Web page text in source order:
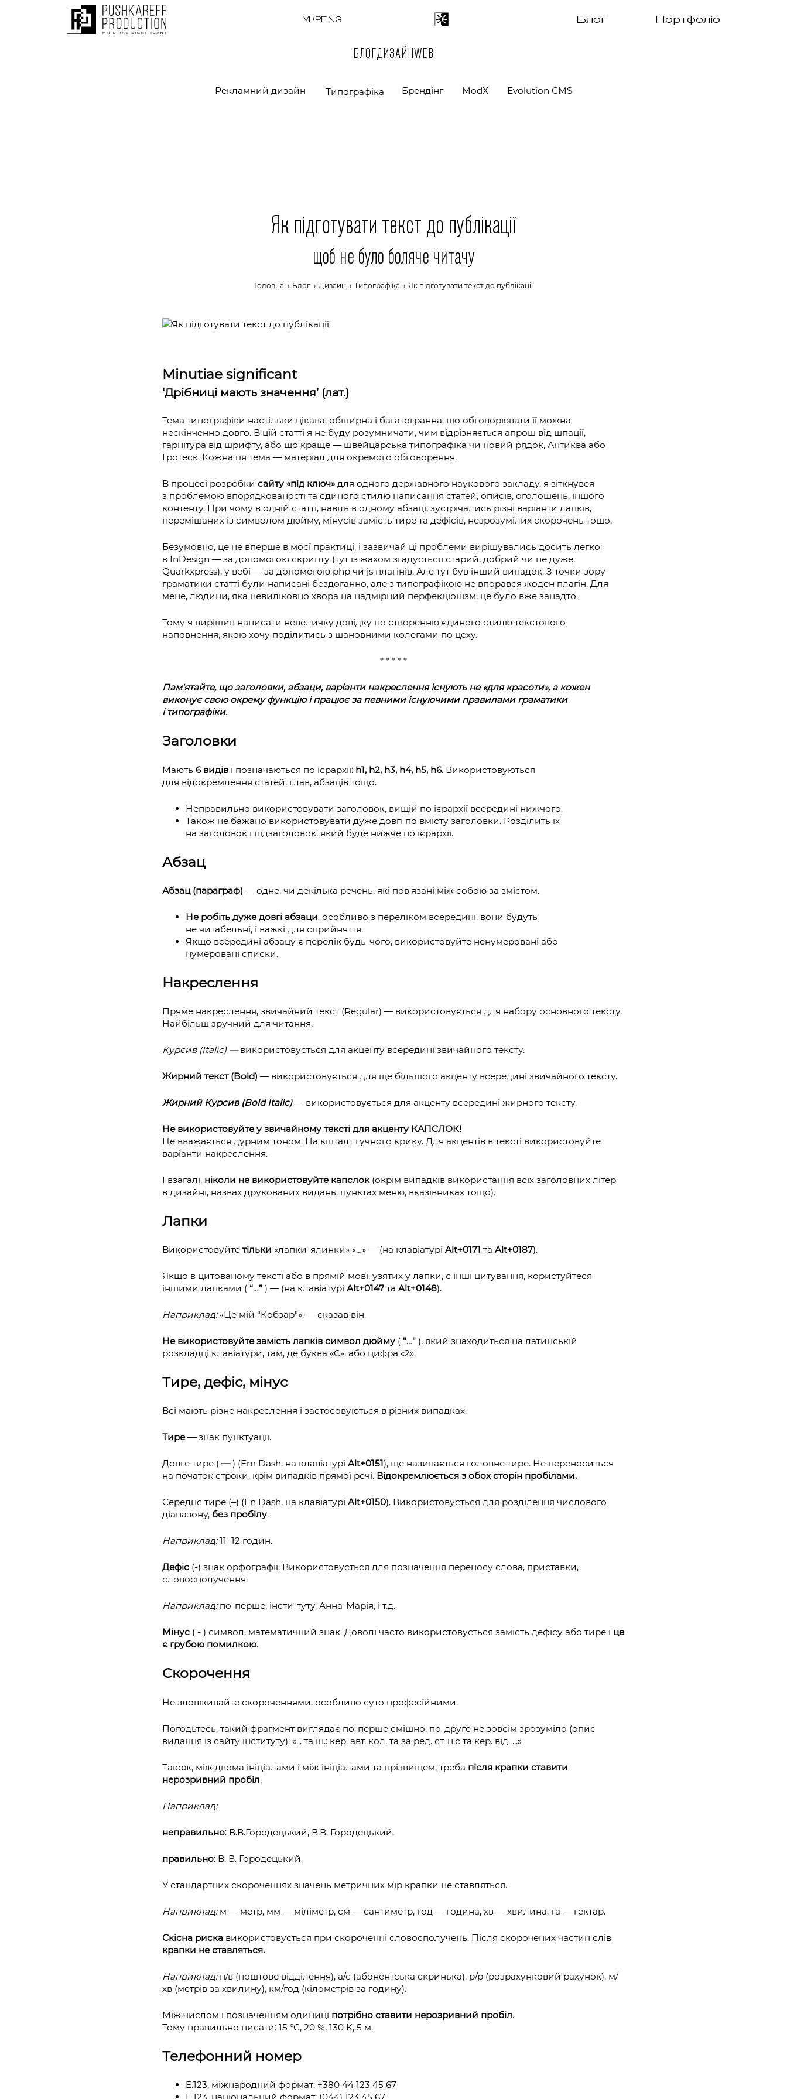
УКРENG Блог Портфоліо
БЛОГДИЗАЙНWEB
Рекламний дизайн Типографіка Брендінг ModX Evolution CMS
Як підготувати текст до публікації
щоб не було боляче читачу
Головна › Блог › Дизайн › Типографіка › Як підготувати текст до публікації
Minutiae significant
‘Дрібниці мають значення’ (лат.)
Тема типографіки настільки цікава, обширна і багатогранна, що обговорювати її можна
нескінченно довго. В цій статті я не буду розумничати, чим відрізняється апрош від шпації,
гарнітура від шрифту, або що краще — швейцарська типографіка чи новий рядок, Антиква або
Гротеск. Кожна ця тема — матеріал для окремого обговорення.
В процесі розробкисайту «під ключ» для одного державного наукового закладу, я зіткнувся
з проблемою впорядкованості та єдиного стилю написання статей, описів, оголошень, іншого
контенту. При чому в одній статті, навіть в одному абзаці, зустрічались різні варіанти лапків,
перемішаних із символом дюйму, мінусів замість тире та дефісів, незрозумілих скорочень тощо.
Безумовно, це не вперше в моєї практиці, і зазвичай ці проблеми вирішувались досить легко:
в InDesign — за допомогою скрипту (тут із жахом згадується старий, добрий чи не дуже,
Quarkxpress), у вебі — за допомогою php чи js плагінів. Але тут був інший випадок. З точки зору
граматики статті були написані бездоганно, але з типографікою не впорався жоден плагін. Для
мене, людини, яка невиліковно хвора на надмірний перфекціонізм, це було вже занадто.
Тому я вирішив написати невеличку довідку по створенню єдиного стилю текстового
наповнення, якою хочу поділитись з шановними колегами по цеху.
* * * * *
Пам'ятайте, що заголовки, абзаци, варіанти накреслення існують не «для красоти», а кожен
виконує свою окрему функцію і працює за певними існуючими правилами граматики
і типографіки.
Заголовки
Мають6 видів і позначаються по ієрархії: h1, h2, h3, h4, h5, h6. Використовуються
для відокремлення статей, глав, абзаців тощо.
Неправильно використовувати заголовок, вищій по ієрархії всередині нижчого.
Також не бажано використовувати дуже довгі по вмісту заголовки. Розділить їх
на заголовок і підзаголовок, який буде нижче по ієрархії.
Абзац
Абзац (параграф) — одне, чи декілька речень, які пов'язані між собою за змістом.
Не робіть дуже довгі абзаци, особливо з переліком всередині, вони будуть
не читабельні, і важкі для сприйняття.
Якщо всередині абзацу є перелік будь‐чого, використовуйте ненумеровані або
нумеровані списки.
Накреслення
Пряме накреслення, звичайний текст (Regular) — використовується для набору основного тексту.
Найбільш зручний для читання.
Курсив (Italic) —використовується для акценту всередині звичайного тексту.
Жирний текст (Bold) — використовується для ще більшого акценту всередині звичайного тексту.
Жирний Курсив (Bold Italic)— використовується для акценту всередині жирного тексту.
Не використовуйте у звичайному тексті для акценту КАПСЛОК!
Це вважається дурним тоном. На кшталт гучного крику. Для акцентів в тексті використовуйте
варіанти накреслення.
І взагалі, ніколи не використовуйте капслок (окрім випадків використання всіх заголовних літер
в дизайні, назвах друкованих видань, пунктах меню, вказівниках тощо).
Лапки
Використовуйтетільки «лапки-ялинки» «…» — (на клавіатуріAlt+0171 таAlt+0187).
Якщо в цитованому тексті або в прямій мові, узятих у лапки, є інші цитування, користуйтеся
іншими лапками (“…” ) — (на клавіатуріAlt+0147 таAlt+0148).
Наприклад:«Це мій “Кобзар”», — сказав він.
Не використовуйте замість лапків символ дюйму ( "…" ), який знаходиться на латинській
розкладці клавіатури, там, де буква «Є», або цифра «2».
Тире, дефіс, мінус
Всі мають різне накреслення і застосовуються в різних випадках.
Тире —знак пунктуації.
Довге тире (—) (Em Dash, на клавіатуріAlt+0151), ще називається головне тире. Не переноситься
на початок строки, крім випадків прямої речі. Відокремлюється з обох сторін пробілами.
Середнє тире (–) (En Dash, на клавіатуріAlt+0150). Використовується для розділення числового
діапазону, без пробілу.
Наприклад:11–12 годин.
Дефіс (‐) знак орфографії. Використовується для позначення переносу слова, приставки,
словосполучення.
Наприклад:по‐перше, інсти‐туту, Анна‐Марія, і т.д.
Мінус ( - ) символ, математичний знак. Доволі часто використовується замість дефісу або тире і це
є грубою помилкою.
Скорочення
Не зловживайте скороченнями, особливо суто професійними.
Погодьтесь, такий фрагмент виглядає по‐перше смішно, по‐друге не зовсім зрозуміло (опис
видання із сайту інституту): «... та ін.: кер. авт. кол. та за ред. ст. н.с та кер. від. ...»
Також, між двома ініціалами і між ініціалами та прізвищем, треба після крапки ставити
нерозривний пробіл.
Наприклад:
неправильно: В.В.Городецький, В.В. Городецький,
правильно: В. В. Городецький.
У стандартних скороченнях значень метричних мір крапки не ставляться.
Наприклад:м — метр, мм — міліметр, см — сантиметр, год — година, хв — хвилина, га — гектар.
Скісна риска використовується при скороченні словосполучень. Після скорочених частин слів
крапки не ставляться.
Наприклад:п/в (поштове відділення), а/с (абонентська скринька), р/р (розрахунковий рахунок), м/
хв (метрів за хвилину), км/год (кілометрів за годину).
Між числом і позначенням одиниці потрібно ставити нерозривний пробіл.
Тому правильно писати: 15 °C, 20 %, 130 К, 5 м.
Телефонний номер
E.123, міжнародний формат: +380 44 123 45 67